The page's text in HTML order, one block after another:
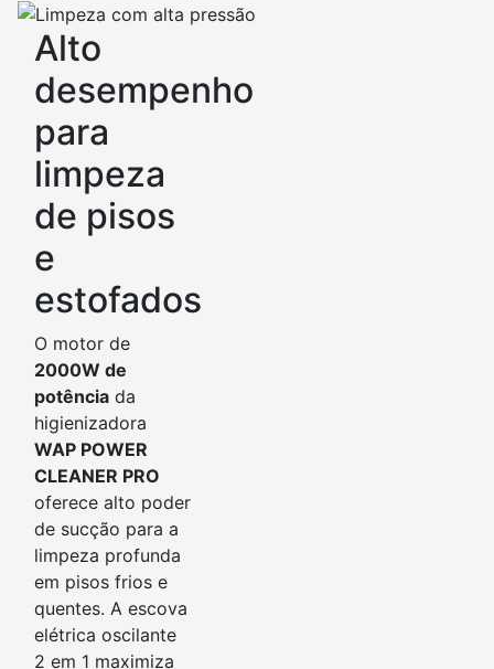
Alto
desempenho
para
limpeza
de pisos
e
estofados
O motor de
2000W de
potência da
higienizadora
WAP POWER
CLEANER PRO
oferece alto poder
de sucção para a
limpeza profunda
em pisos frios e
quentes. A escova
elétrica oscilante
2 em 1 maximiza